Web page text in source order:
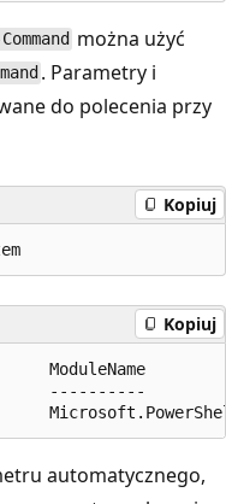
można użyć
. Parametry i
do polecenia przy
Kopiuj
Kopiuj
ModuleName
----------
automatycznego,